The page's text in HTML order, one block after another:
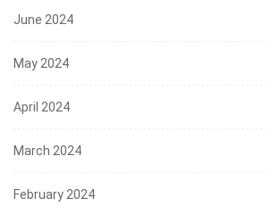
June 2024
May 2024
April 2024
March 2024
February 2024